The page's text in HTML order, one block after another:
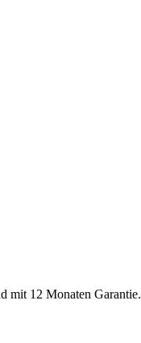
mit 12 Monaten Garantie.